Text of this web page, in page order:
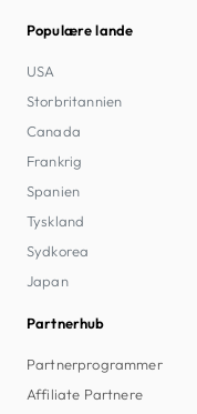
Populære lande
USA
Storbritannien
Canada
Frankrig
Spanien
Tyskland
Sydkorea
Japan
Partnerhub
Partnerprogrammer
Affiliate Partnere